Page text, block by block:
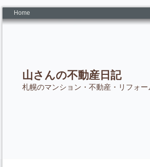
Home
山さんの不動産日記
札幌のマンション・不動産・リフォー